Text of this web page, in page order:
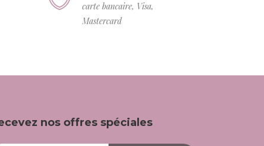
carte bancaire, Visa,
Mastercard
nos offres spéciales